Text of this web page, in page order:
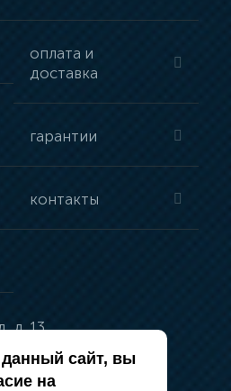
оплата и
доставка
гарантии
контакты
д. 13
сайт, вы
на